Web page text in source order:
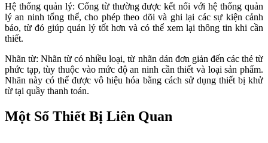
Hệ thống quản lý: Cổng từ thường được kết nối với hệ thống quản
lý an ninh tổng thể, cho phép theo dõi và ghi lại các sự kiện cảnh
báo, từ đó giúp quản lý tốt hơn và có thể xem lại thông tin khi cần
thiết.
Nhãn từ: Nhãn từ có nhiều loại, từ nhãn dán đơn giản đến các thẻ từ
phức tạp, tùy thuộc vào mức độ an ninh cần thiết và loại sản phẩm.
Nhãn này có thể được vô hiệu hóa bằng cách sử dụng thiết bị khử
từ tại quầy thanh toán.
Một Số Thiết Bị Liên Quan